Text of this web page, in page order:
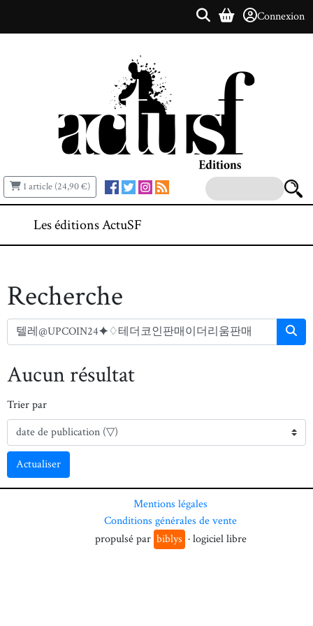
Connexion
1 article (24,90 €)
Les éditions ActuSF
Recherche
Aucun résultat
Trier par
Actualiser
Mentions légales
Conditions générales de vente
propulsé par biblys · logiciel libre